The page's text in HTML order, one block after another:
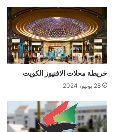
خريطة محلات الافنيوز الكويت
28 يونيو، 2024